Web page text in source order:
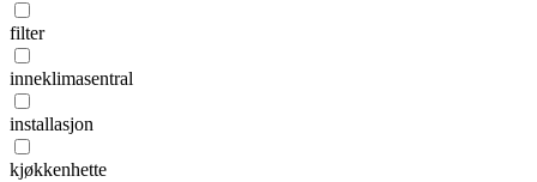
filter
inneklimasentral
installasjon
kjøkkenhette